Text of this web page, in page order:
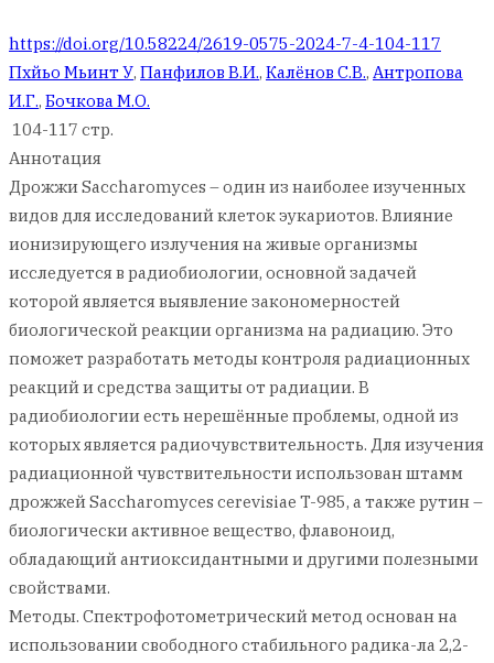
https://doi.org/10.58224/2619-0575-2024-7-4-104-117
Пхйьо Мьинт У, Панфилов В.И., Калёнов С.В., Антропова
И.Г., Бочкова М.О.
104-117 стр.
Аннотация
Дрожжи Saccharomyces – один из наиболее изученных
видов для исследований клеток эукариотов. Влияние
ионизирующего излучения на живые организмы
исследуется в радиобиологии, основной задачей
которой является выявление закономерностей
биологической реакции организма на радиацию. Это
поможет разработать методы контроля радиационных
реакций и средства защиты от радиации. В
радиобиологии есть нерешённые проблемы, одной из
которых является радиочувствительность. Для изучения
радиационной чувствительности использован штамм
дрожжей Saccharomyces cerevisiae T-985, а также рутин –
биологически активное вещество, флавоноид,
обладающий антиоксидантными и другими полезными
свойствами.
Методы. Спектрофотометрический метод основан на
использовании свободного стабильного радика-ла 2,2-